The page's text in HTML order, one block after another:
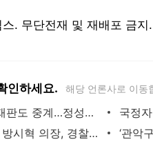
. 무단전재 및 재배포 금지.
인하세요. 해당 언론사로 이동
윤석열 ‘내란우두머리’ 재판도 중계…정성호 “尹 밥투정 뻔뻔” 비판
‘1900억 부당이득 혐의’ 방시혁 의장, 경찰에 출국 금지돼